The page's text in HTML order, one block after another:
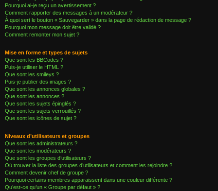
Pourquoi ai-je reçu un avertissement ?
Comment rapporter des messages à un modérateur ?
À quoi sert le bouton « Sauvegarder » dans la page de rédaction de message ?
Pourquoi mon message doit être validé ?
Comment remonter mon sujet ?
Mise en forme et types de sujets
Que sont les BBCodes ?
Puis-je utiliser le HTML ?
Que sont les smileys ?
Puis-je publier des images ?
Que sont les annonces globales ?
Que sont les annonces ?
Que sont les sujets épinglés ?
Que sont les sujets verrouillés ?
Que sont les icônes de sujet ?
Niveaux d’utilisateurs et groupes
Que sont les administrateurs ?
Que sont les modérateurs ?
Que sont les groupes d’utilisateurs ?
Où trouver la liste des groupes d’utilisateurs et comment les rejoindre ?
Comment devenir chef de groupe ?
Pourquoi certains membres apparaissent dans une couleur différente ?
Qu’est-ce qu’un « Groupe par défaut » ?